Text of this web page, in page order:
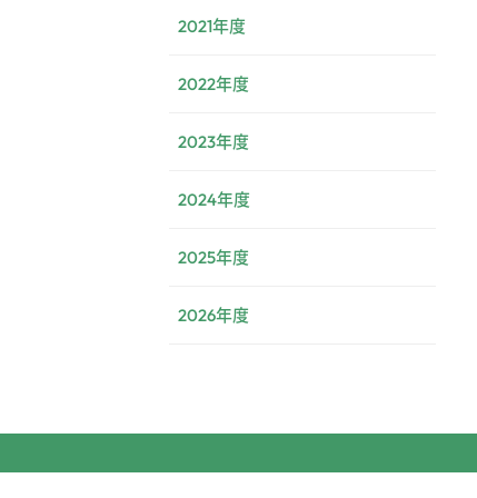
2021年度
2022年度
2023年度
2024年度
2025年度
2026年度